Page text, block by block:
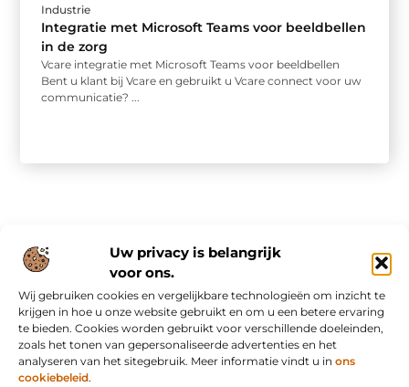
Uw privacy is belangrijk
voor ons.
Wij gebruiken cookies en vergelijkbare technologieën om inzicht te
krijgen in hoe u onze website gebruikt en om u een betere ervaring
te bieden. Cookies worden gebruikt voor verschillende doeleinden,
zoals het tonen van gepersonaliseerde advertenties en het
analyseren van het sitegebruik. Meer informatie vindt u in ons
cookiebeleid.
Industrie
Integratie met Microsoft Teams voor beeldbellen
in de zorg
Vcare integratie met Microsoft Teams voor beeldbellen
Bent u klant bij Vcare en gebruikt u Vcare connect voor uw
communicatie? ...
Onze informatie